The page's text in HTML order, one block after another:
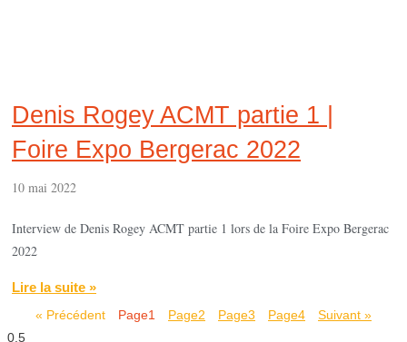
Denis Rogey ACMT partie 1 |
Foire Expo Bergerac 2022
10 mai 2022
Interview de Denis Rogey ACMT partie 1 lors de la Foire Expo Bergerac
2022
Lire la suite »
« Précédent Page1 Page2 Page3 Page4 Suivant »